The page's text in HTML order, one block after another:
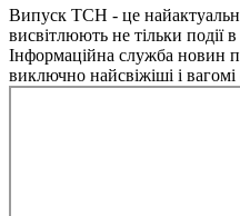
Випуск ТСН - це
висвітлюють не тільки події
Інформаційна служба новин
виключно найсвіжіші і